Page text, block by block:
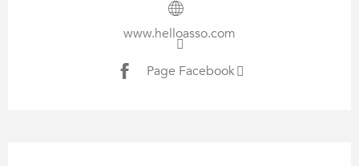
www.helloasso.com
Page Facebook